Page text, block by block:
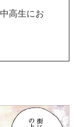
高生にお